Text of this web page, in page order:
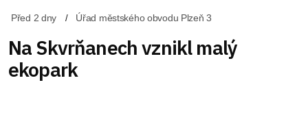
Před 2 dny Úřad městského obvodu Plzeň 3
Na Skvrňanech vznikl malý
ekopark